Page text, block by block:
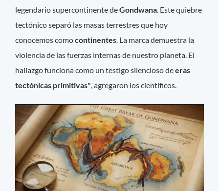
legendario supercontinente deGondwana. Este quiebre
tectónico separó las masas terrestres que hoy
conocemos comocontinentes. La marca demuestra la
violencia de las fuerzas internas de nuestro planeta. El
hallazgo funciona como un testigo silencioso deeras
tectónicas primitivas", agregaron los científicos.